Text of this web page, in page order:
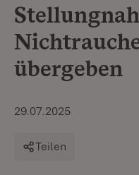
übergeben
29.07.2025
Teilen